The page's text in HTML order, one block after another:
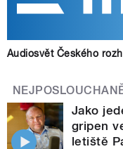
Audiosvět Českého
Jako
gripen
letiště